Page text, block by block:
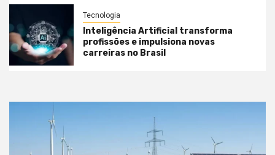
Tecnologia
Inteligência Artificial transforma
profissões e impulsiona novas
carreiras no Brasil